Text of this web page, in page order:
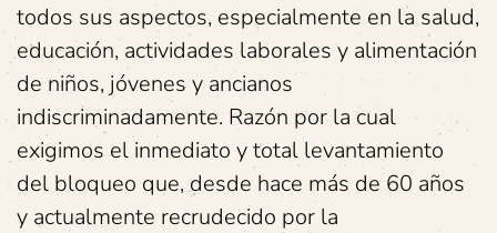
todos sus aspectos, especialmente en la salud,
educación, actividades laborales y alimentación
de niños, jóvenes y ancianos
indiscriminadamente. Razón por la cual
exigimos el inmediato y total levantamiento
del bloqueo que, desde hace más de 60 años
y actualmente recrudecido por la